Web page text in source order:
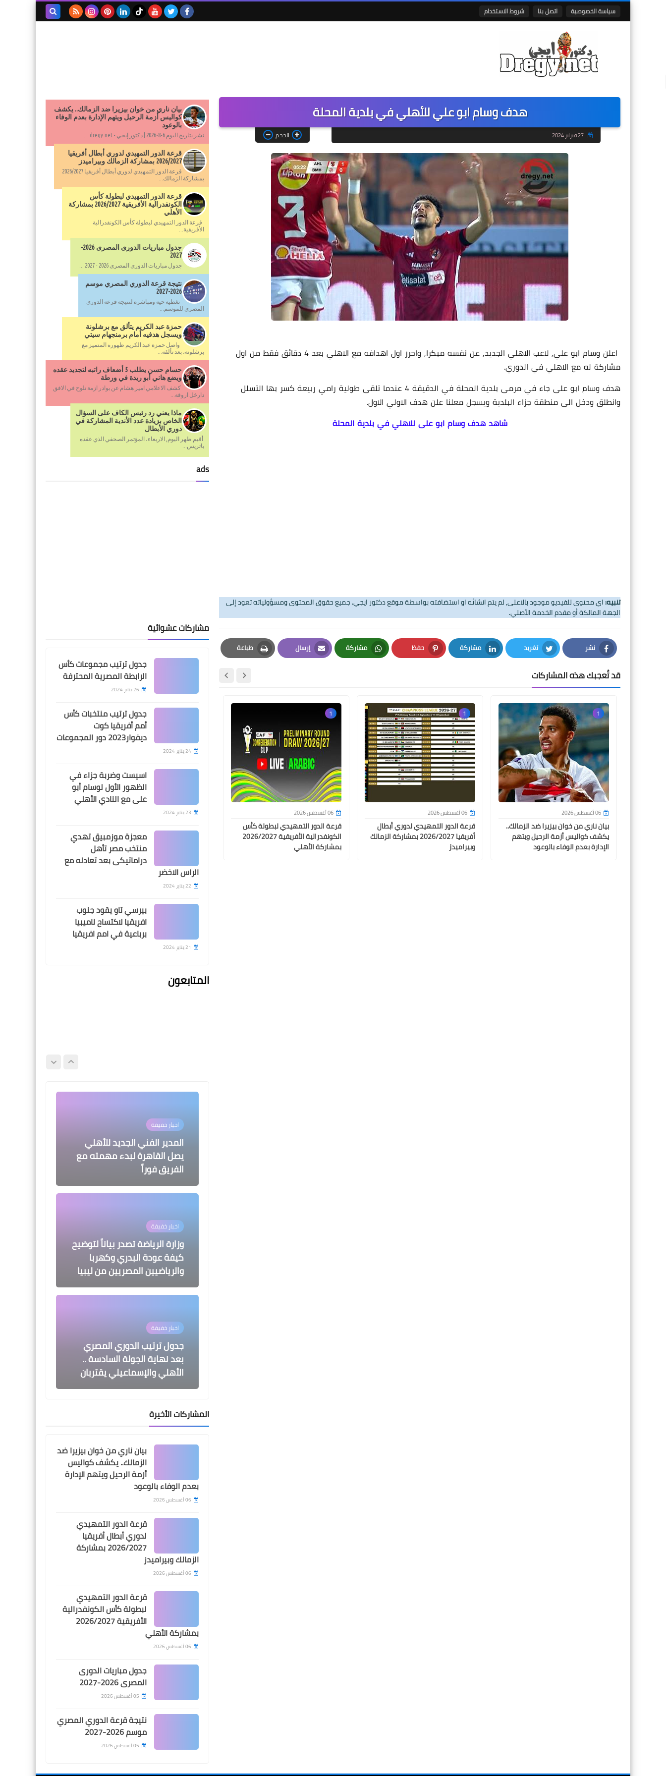
سياسة الخصوصية اتصل بنا شروط الاستخدام
هدف وسام ابو علي للأهلي في بلدية المحلة
27 فبراير 2024 الحجم
اعلن وسام ابو علي, لاعب الاهلي الجديد, عن نفسه مبكرا, واحرز اول اهدافه مع الاهلي بعد 4 دقائق فقط من اول
مشاركة له مع الاهلي في الدوري.
هدف وسام ابو على جاء في مرمى بلدية المحلة في الدقيقة 4 عندما تلقى طولية رامي ربيعة كسر بها التسلل
وانطلق ودخل الى منطقة جزاء البلدية ويسجل معلنا علن هدف الاولي الاول.
شاهد هدف وسام ابو على للاهلي في بلدية المحلة
تنبيه:اي محتوى للفيديو موجود بالاعلى, لم يتم انشائه او استضافته بواسطة موقع دكتور ايجي. جميع حقوق المحتوى ومسؤولياته تعود إلى
الجهة المالكة أو مقدم الخدمة الأصلي.
نشر
Facebook
تغريد
Twitter
مشاركة
LinkedIn
حفظ
Pinterest
مشاركة
Whatsapp
إرسال
Email
طباعة
Print
قد تُعجبك هذه المشاركات
1
06 أغسطس 2026
بيان ناري من خوان بيزيرا ضد الزمالك..
يكشف كواليس أزمة الرحيل ويتهم
الإدارة بعدم الوفاء بالوعود
1
06 أغسطس 2026
قرعة الدور التمهيدي لدوري أبطال
أفريقيا 2026/2027 بمشاركة الزمالك
وبيراميدز
1
06 أغسطس 2026
قرعة الدور التمهيدي لبطولة كأس
الكونفدرالية الأفريقية 2026/2027
بمشاركة الأهلي
اخبار خفيفة
05 أغسطس 2026
2027
اخبار خفيفة
2026-2027
بيان ناري من خوان بيزيرا ضد الزمالك.. يكشف
كواليس أزمة الرحيل ويتهم الإدارة بعدم الوفاء
بالوعود
نشر بتاريخ اليوم 6-8-2026 | دكتور إيجي - dregy.net ...
قرعة الدور التمهيدي لدوري أبطال أفريقيا
2026/2027 بمشاركة الزمالك وبيراميدز
قرعة الدور التمهيدي لدوري أبطال أفريقيا 2026/2027
بمشاركة الزمالك...
قرعة الدور التمهيدي لبطولة كأس
الكونفدرالية الأفريقية 2026/2027 بمشاركة
الأهلي
قرعة الدور التمهيدي لبطولة كأس الكونفدرالية
الأفريقية...
جدول مباريات الدورى المصرى 2026-
2027
جدول مباريات الدورى المصرى 2026 - 2027 ...
نتيجة قرعة الدوري المصري موسم
2026-2027
تغطية حية ومباشرة لنتيجة قرعة الدوري
المصري للموسم...
حمزة عبد الكريم يتألق مع برشلونة
ويسجل هدفيه أمام برمنجهام سيتي
واصل حمزة عبد الكريم ظهوره المتميز مع
برشلونة، بعد تألقه...
حسام حسن يطلب 5 أضعاف راتبه لتجديد عقده
ويضع هاني أبو ريدة في ورطة
كشف الاعلامي امير هشام عن بوادر ازمة تلوح في الافق
دارخل اروقة...
ماذا يعني رد رئيس الكاف على السؤال
الخاص بزيادة عدد الأندية المشاركة في
دوري الأبطال
أقيم ظهر اليوم, الاربعاء، المؤتمر الصحفي الذي عقده
باتريس...
ads
مشاركات عشوائية
جدول ترتيب مجموعات كأس
الرابطة المصرية المحترفة
26 يناير 2024
جدول ترتيب منتخبات كأس
أمم أفريقيا كوت
ديفوار2023 دور المجموعات
24 يناير 2024
اسيست وضربة جزاء في
الظهور الأول لوسام أبو
على مع النادي الأهلي
23 يناير 2024
معجزة موزمبيق تهدي
منتخب مصر تأهل
دراماتيكى بعد تعادله مع
الراس الاخضر
22 يناير 2024
بيرسي تاو يقود جنوب
افريقيا لاكتساح ناميبيا
برباعية في امم افريقيا
21 يناير 2024
المتابعون
المدير الفني الجديد للأهلي
الفريق فوراً
14 مايو 2025
وزارة الرياضة تصدر بياناً لتوضيح
كيفة عودة البدري وكهربا
13 مايو 2025
جدول ترتيب الدوري المصري
بعد نهاية الجولة السادسة ..
الأهلي والإسماعيلي يقتربان
قبل ساعات من اللقاء .. اتحاد
الكرة يجرى تعديلا على حكام
وينتظر منه ردها أمام بيراميدز
اخبار خفيفة
المدير الفني الجديد للأهلي
يصل القاهرة لبدء مهمته مع
الفريق فوراً
اخبار خفيفة
وزارة الرياضة تصدر بياناً لتوضيح
كيفة عودة البدري وكهربا
والرياضيين المصريين من ليبيا
اخبار خفيفة
جدول ترتيب الدوري المصري
بعد نهاية الجولة السادسة ..
الأهلي والإسماعيلي يقتربان
Egypt
قبل ساعات من اللقاء .. اتحاد
الكرة يجرى تعديلا على حكام
مباراة الزمالك و سيراميكا
الاهلي قدم هدية للبنك
الأهلي بالفوز على المصري
وينتظر منه ردها أمام بيراميدز
اخبار خفيفة
المدير الفني الجديد للأهلي
يصل القاهرة لبدء مهمته مع
الفريق فوراً
وزارة الرياضة تصدر بياناً لتوضيح
المشاركات الأخيرة
بيان ناري من خوان بيزيرا ضد
الزمالك.. يكشف كواليس
أزمة الرحيل ويتهم الإدارة
بعدم الوفاء بالوعود
06 أغسطس 2026
قرعة الدور التمهيدي
لدوري أبطال أفريقيا
2026/2027 بمشاركة
الزمالك وبيراميدز
06 أغسطس 2026
قرعة الدور التمهيدي
لبطولة كأس الكونفدرالية
الأفريقية 2026/2027
بمشاركة الأهلي
06 أغسطس 2026
جدول مباريات الدورى
المصرى 2026-2027
05 أغسطس 2026
نتيجة قرعة الدوري المصري
موسم 2026-2027
05 أغسطس 2026